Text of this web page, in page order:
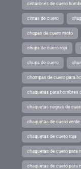
cinturones de cuero
cintas de cuero
chupas de cuero moto
chupa de cuero roja
chupa de cuero
chompas de cuero para
chaquetas para hombres
chaquetas negras de
chaquetas de cuero verde
chaquetas de cuero roja
chaquetas de cuero para
chaquetas de cuero para